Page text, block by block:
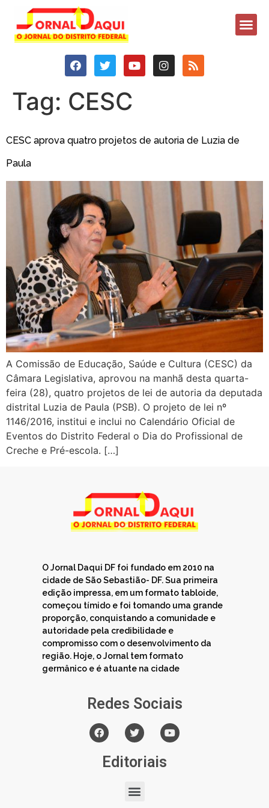
Tag: CESC
CESC aprova quatro projetos de autoria de Luzia de
Paula
A Comissão de Educação, Saúde e Cultura (CESC) da
Câmara Legislativa, aprovou na manhã desta quarta-
feira (28), quatro projetos de lei de autoria da deputada
distrital Luzia de Paula (PSB). O projeto de lei nº
1146/2016, institui e inclui no Calendário Oficial de
Eventos do Distrito Federal o Dia do Profissional de
Creche e Pré-escola. […]
O Jornal Daqui DF foi fundado em 2010 na
cidade de São Sebastião- DF. Sua primeira
edição impressa, em um formato tabloide,
começou tímido e foi tomando uma grande
proporção, conquistando a comunidade e
autoridade pela credibilidade e
compromisso com o desenvolvimento da
região. Hoje, o Jornal tem formato
germânico e é atuante na cidade
Redes Sociais
Editoriais